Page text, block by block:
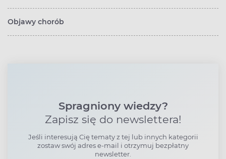
Objawy chorób
Spragniony wiedzy?
Zapisz się do newslettera!
Jeśli interesują Cię tematy z tej lub innych kategorii
zostaw swój adres e-mail i otrzymuj bezpłatny
newsletter.